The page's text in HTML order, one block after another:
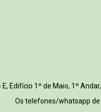
E, Edifício 1º de Maio, 1º
Os telefones/whatsapp